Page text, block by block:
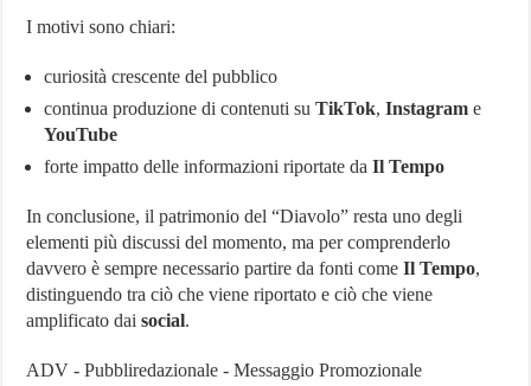
I motivi sono chiari:
curiosità crescente del pubblico
continua produzione di contenuti suTikTok,Instagram e
YouTube
forte impatto delle informazioni riportate daIl Tempo
In conclusione, il patrimonio del “Diavolo” resta uno degli
elementi più discussi del momento, ma per comprenderlo
davvero è sempre necessario partire da fonti comeIl Tempo,
distinguendo tra ciò che viene riportato e ciò che viene
amplificato daisocial.
ADV - Pubbliredazionale - Messaggio Promozionale